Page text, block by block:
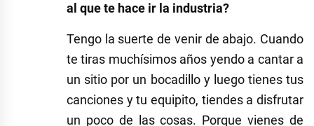
al que te hace ir la industria?
Tengo la suerte de venir de abajo. Cuando
te tiras muchísimos años yendo a cantar a
un sitio por un bocadillo y luego tienes tus
canciones y tu equipito, tiendes a disfrutar
un poco de las cosas. Porque vienes de